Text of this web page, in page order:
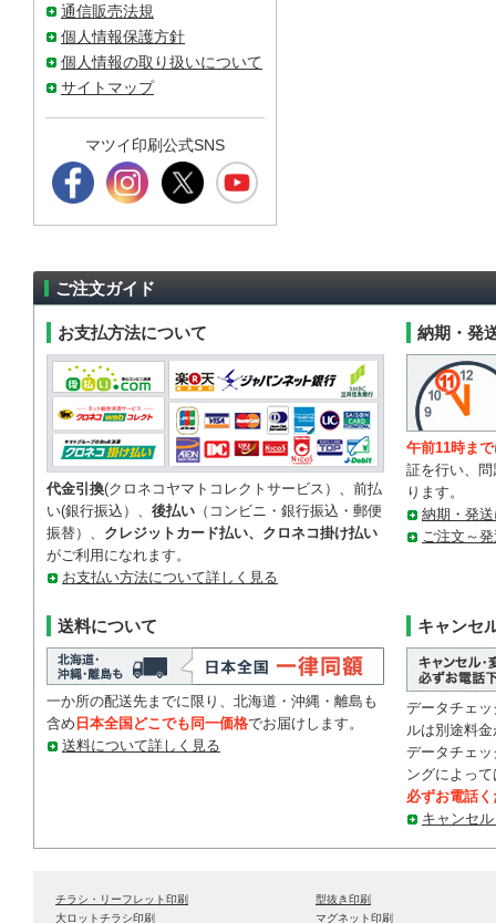
通信販売法規
個人情報保護方針
個人情報の取り扱いについて
サイトマップ
マツイ印刷公式SNS
ご注文ガイド
お支払方法について
代金引換(クロネコヤマトコレクトサービス）、前払
い(銀行振込）、 後払い （コンビニ・銀行振込・郵便
振替）、 クレジットカード払い、クロネコ掛け払い
がご利用になれます。
お支払い方法について詳しく見る
送料について
一か所の配送先までに限り、北海道・沖縄・離島も
含め 日本全国どこでも同一価格でお届けします。
送料について詳しく見る
納期・発
午前11時まで
証を行い、
ります。
納期・発
ご注文～
キャンセ
データチェ
ルは別途料
データチェ
ングによっ
必ずお電話
キャンセ
チラシ・リーフレット印刷
大ロットチラシ印刷
型抜き印刷
マグネット印刷